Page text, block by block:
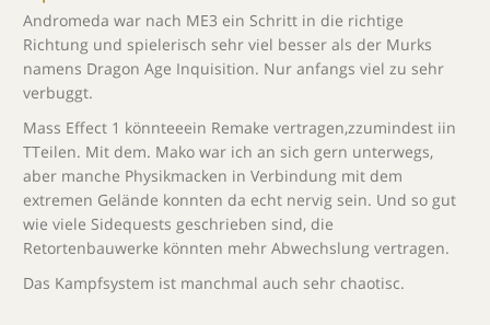
Andromeda war nach ME3 ein Schritt in die richtige
Richtung und spielerisch sehr viel besser als der Murks
namens Dragon Age Inquisition. Nur anfangs viel zu sehr
verbuggt.
Mass Effect 1 könnteeein Remake vertragen,zzumindest iin
TTeilen. Mit dem. Mako war ich an sich gern unterwegs,
aber manche Physikmacken in Verbindung mit dem
extremen Gelände konnten da echt nervig sein. Und so gut
wie viele Sidequests geschrieben sind, die
Retortenbauwerke könnten mehr Abwechslung vertragen.
Das Kampfsystem ist manchmal auch sehr chaotisc.